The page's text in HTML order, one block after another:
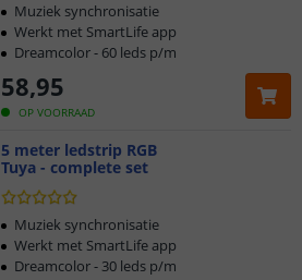
OP VOORRAAD
58,95
Muziek synchronisatie
Werkt met SmartLife app
Dreamcolor - 60 leds p/m
5 meter ledstrip RGB
Tuya - complete set
Muziek synchronisatie
Werkt met SmartLife app
Dreamcolor - 30 leds p/m